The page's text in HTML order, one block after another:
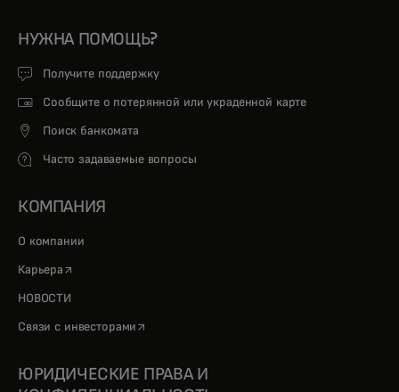
НУЖНА ПОМОЩЬ?
Получите поддержку
Сообщите о потерянной или украденной карте
Поиск банкомата
Часто задаваемые вопросы
КОМПАНИЯ
О компании
Карьера opens in a new tab
НОВОСТИ
Связи с инвесторами opens in a new tab
ЮРИДИЧЕСКИЕ ПРАВА И